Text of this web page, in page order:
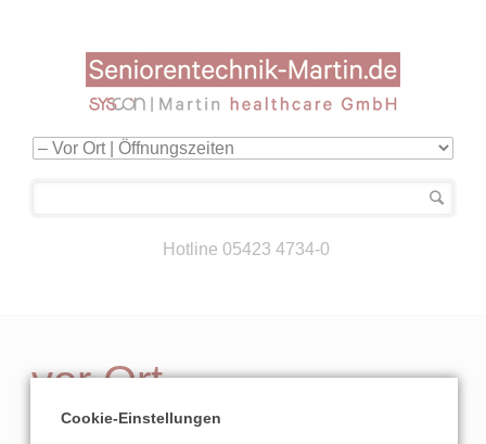
Hotline 05423 4734-0
vor Ort
Cookie-Einstellungen